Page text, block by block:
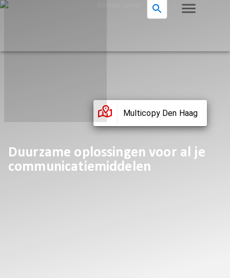
Multicopy Den Haag
Duurzame oplossingen voor al je
communicatiemiddelen